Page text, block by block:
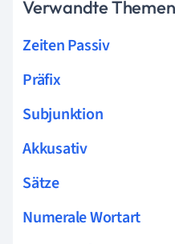
Verwandte
Zeiten Passiv
Präfix
Subjunktion
Akkusativ
Sätze
Numerale Wortart